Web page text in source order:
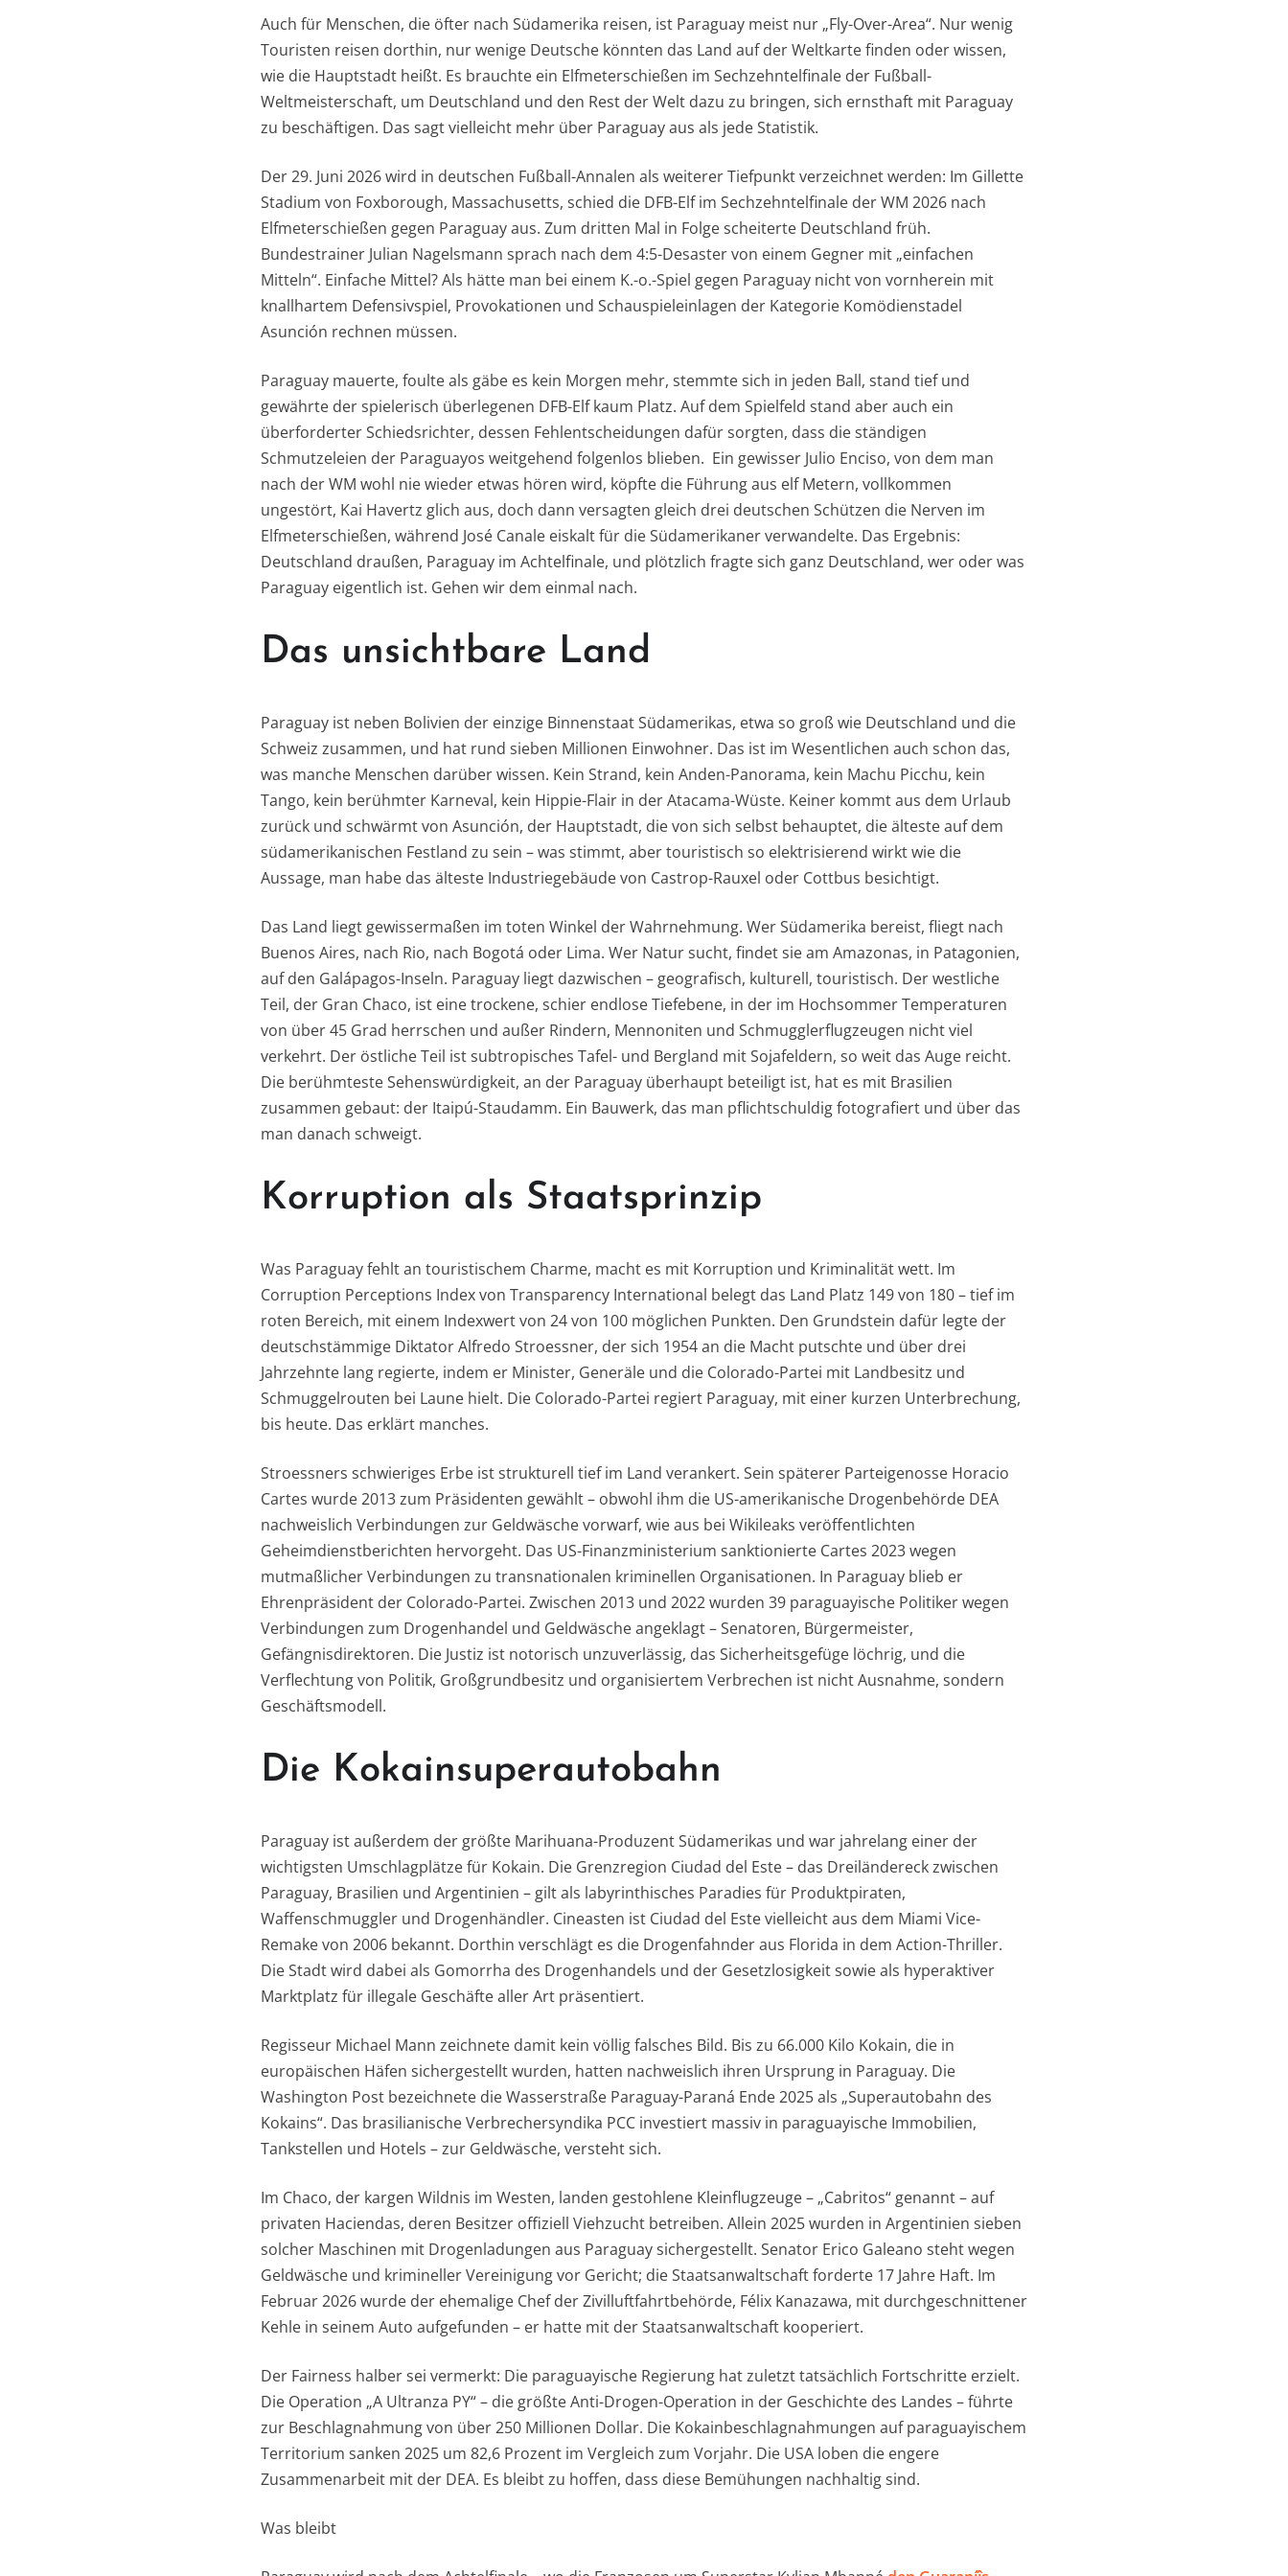
Auch für Menschen, die öfter nach Südamerika reisen, ist Paraguay meist nur „Fly-Over-Area“. Nur wenig
Touristen reisen dorthin, nur wenige Deutsche könnten das Land auf der Weltkarte finden oder wissen,
wie die Hauptstadt heißt. Es brauchte ein Elfmeterschießen im Sechzehntelfinale der Fußball-
Weltmeisterschaft, um Deutschland und den Rest der Welt dazu zu bringen, sich ernsthaft mit Paraguay
zu beschäftigen. Das sagt vielleicht mehr über Paraguay aus als jede Statistik.
Der 29. Juni 2026 wird in deutschen Fußball-Annalen als weiterer Tiefpunkt verzeichnet werden: Im Gillette
Stadium von Foxborough, Massachusetts, schied die DFB-Elf im Sechzehntelfinale der WM 2026 nach
Elfmeterschießen gegen Paraguay aus. Zum dritten Mal in Folge scheiterte Deutschland früh.
Bundestrainer Julian Nagelsmann sprach nach dem 4:5-Desaster von einem Gegner mit „einfachen
Mitteln“. Einfache Mittel? Als hätte man bei einem K.-o.-Spiel gegen Paraguay nicht von vornherein mit
knallhartem Defensivspiel, Provokationen und Schauspieleinlagen der Kategorie Komödienstadel
Asunción rechnen müssen.
Paraguay mauerte, foulte als gäbe es kein Morgen mehr, stemmte sich in jeden Ball, stand tief und
gewährte der spielerisch überlegenen DFB-Elf kaum Platz. Auf dem Spielfeld stand aber auch ein
überforderter Schiedsrichter, dessen Fehlentscheidungen dafür sorgten, dass die ständigen
Schmutzeleien der Paraguayos weitgehend folgenlos blieben. Ein gewisser Julio Enciso, von dem man
nach der WM wohl nie wieder etwas hören wird, köpfte die Führung aus elf Metern, vollkommen
ungestört, Kai Havertz glich aus, doch dann versagten gleich drei deutschen Schützen die Nerven im
Elfmeterschießen, während José Canale eiskalt für die Südamerikaner verwandelte. Das Ergebnis:
Deutschland draußen, Paraguay im Achtelfinale, und plötzlich fragte sich ganz Deutschland, wer oder was
Paraguay eigentlich ist. Gehen wir dem einmal nach.
Das unsichtbare Land
Paraguay ist neben Bolivien der einzige Binnenstaat Südamerikas, etwa so groß wie Deutschland und die
Schweiz zusammen, und hat rund sieben Millionen Einwohner. Das ist im Wesentlichen auch schon das,
was manche Menschen darüber wissen. Kein Strand, kein Anden-Panorama, kein Machu Picchu, kein
Tango, kein berühmter Karneval, kein Hippie-Flair in der Atacama-Wüste. Keiner kommt aus dem Urlaub
zurück und schwärmt von Asunción, der Hauptstadt, die von sich selbst behauptet, die älteste auf dem
südamerikanischen Festland zu sein – was stimmt, aber touristisch so elektrisierend wirkt wie die
Aussage, man habe das älteste Industriegebäude von Castrop-Rauxel oder Cottbus besichtigt.
Das Land liegt gewissermaßen im toten Winkel der Wahrnehmung. Wer Südamerika bereist, fliegt nach
Buenos Aires, nach Rio, nach Bogotá oder Lima. Wer Natur sucht, findet sie am Amazonas, in Patagonien,
auf den Galápagos-Inseln. Paraguay liegt dazwischen – geografisch, kulturell, touristisch. Der westliche
Teil, der Gran Chaco, ist eine trockene, schier endlose Tiefebene, in der im Hochsommer Temperaturen
von über 45 Grad herrschen und außer Rindern, Mennoniten und Schmugglerflugzeugen nicht viel
verkehrt. Der östliche Teil ist subtropisches Tafel- und Bergland mit Sojafeldern, so weit das Auge reicht.
Die berühmteste Sehenswürdigkeit, an der Paraguay überhaupt beteiligt ist, hat es mit Brasilien
zusammen gebaut: der Itaipú-Staudamm. Ein Bauwerk, das man pflichtschuldig fotografiert und über das
man danach schweigt.
Korruption als Staatsprinzip
Was Paraguay fehlt an touristischem Charme, macht es mit Korruption und Kriminalität wett. Im
Corruption Perceptions Index von Transparency International belegt das Land Platz 149 von 180 – tief im
roten Bereich, mit einem Indexwert von 24 von 100 möglichen Punkten. Den Grundstein dafür legte der
deutschstämmige Diktator Alfredo Stroessner, der sich 1954 an die Macht putschte und über drei
Jahrzehnte lang regierte, indem er Minister, Generäle und die Colorado-Partei mit Landbesitz und
Schmuggelrouten bei Laune hielt. Die Colorado-Partei regiert Paraguay, mit einer kurzen Unterbrechung,
bis heute. Das erklärt manches.
Stroessners schwieriges Erbe ist strukturell tief im Land verankert. Sein späterer Parteigenosse Horacio
Cartes wurde 2013 zum Präsidenten gewählt – obwohl ihm die US-amerikanische Drogenbehörde DEA
nachweislich Verbindungen zur Geldwäsche vorwarf, wie aus bei Wikileaks veröffentlichten
Geheimdienstberichten hervorgeht. Das US-Finanzministerium sanktionierte Cartes 2023 wegen
mutmaßlicher Verbindungen zu transnationalen kriminellen Organisationen. In Paraguay blieb er
Ehrenpräsident der Colorado-Partei. Zwischen 2013 und 2022 wurden 39 paraguayische Politiker wegen
Verbindungen zum Drogenhandel und Geldwäsche angeklagt – Senatoren, Bürgermeister,
Gefängnisdirektoren. Die Justiz ist notorisch unzuverlässig, das Sicherheitsgefüge löchrig, und die
Verflechtung von Politik, Großgrundbesitz und organisiertem Verbrechen ist nicht Ausnahme, sondern
Geschäftsmodell.
Die Kokainsuperautobahn
Paraguay ist außerdem der größte Marihuana-Produzent Südamerikas und war jahrelang einer der
wichtigsten Umschlagplätze für Kokain. Die Grenzregion Ciudad del Este – das Dreiländereck zwischen
Paraguay, Brasilien und Argentinien – gilt als labyrinthisches Paradies für Produktpiraten,
Waffenschmuggler und Drogenhändler. Cineasten ist Ciudad del Este vielleicht aus dem Miami Vice-
Remake von 2006 bekannt. Dorthin verschlägt es die Drogenfahnder aus Florida in dem Action-Thriller.
Die Stadt wird dabei als Gomorrha des Drogenhandels und der Gesetzlosigkeit sowie als hyperaktiver
Marktplatz für illegale Geschäfte aller Art präsentiert.
Regisseur Michael Mann zeichnete damit kein völlig falsches Bild. Bis zu 66.000 Kilo Kokain, die in
europäischen Häfen sichergestellt wurden, hatten nachweislich ihren Ursprung in Paraguay. Die
Washington Post bezeichnete die Wasserstraße Paraguay-Paraná Ende 2025 als „Superautobahn des
Kokains“. Das brasilianische Verbrechersyndika PCC investiert massiv in paraguayische Immobilien,
Tankstellen und Hotels – zur Geldwäsche, versteht sich.
Im Chaco, der kargen Wildnis im Westen, landen gestohlene Kleinflugzeuge – „Cabritos“ genannt – auf
privaten Haciendas, deren Besitzer offiziell Viehzucht betreiben. Allein 2025 wurden in Argentinien sieben
solcher Maschinen mit Drogenladungen aus Paraguay sichergestellt. Senator Erico Galeano steht wegen
Geldwäsche und krimineller Vereinigung vor Gericht; die Staatsanwaltschaft forderte 17 Jahre Haft. Im
Februar 2026 wurde der ehemalige Chef der Zivilluftfahrtbehörde, Félix Kanazawa, mit durchgeschnittener
Kehle in seinem Auto aufgefunden – er hatte mit der Staatsanwaltschaft kooperiert.
Der Fairness halber sei vermerkt: Die paraguayische Regierung hat zuletzt tatsächlich Fortschritte erzielt.
Die Operation „A Ultranza PY“ – die größte Anti-Drogen-Operation in der Geschichte des Landes – führte
zur Beschlagnahmung von über 250 Millionen Dollar. Die Kokainbeschlagnahmungen auf paraguayischem
Territorium sanken 2025 um 82,6 Prozent im Vergleich zum Vorjahr. Die USA loben die engere
Zusammenarbeit mit der DEA. Es bleibt zu hoffen, dass diese Bemühungen nachhaltig sind.
Was bleibt